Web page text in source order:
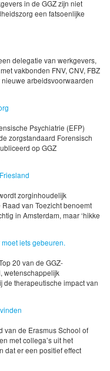
in de GGZ zijn niet
een fatsoenlijke
delegatie van werkgevers,
vakbonden FNV, CNV, FBZ
arbeidsvoorwaarden
Psychiatrie (EFP)
zorgstandaard Forensisch
op GGZ
zorginhoudelijk
van Toezicht benoemt
in Amsterdam, maar ‘hikke
iets gebeuren.
20 van de GGZ-
wetenschappelijk
therapeutische impact van
van de Erasmus School of
met collega’s uit het
dat er een positief effect